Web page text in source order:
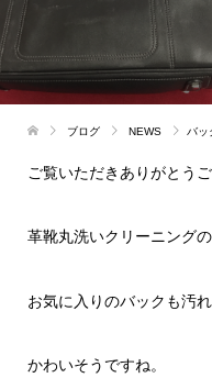
ブログ NEWS バッ
ご覧いただきありがとうご
革靴丸洗いクリーニング
お気に入りのバックも汚
かわいそうですね。